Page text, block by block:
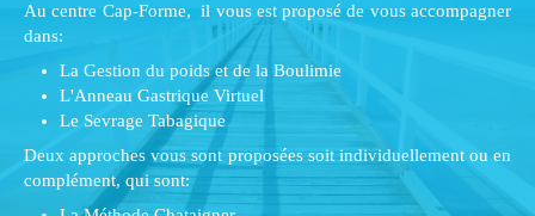
Au centre Cap-Forme, il vous est proposé de vous accompagner
dans:
La Gestion du poids et de la Boulimie
L'Anneau Gastrique Virtuel
Le Sevrage Tabagique
Deux approches vous sont proposées soit individuellement ou en
complément, qui sont: